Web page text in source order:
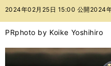
バ
2024年02月25日 15:00 公開 2024
PRphoto by Koike Yoshihiro